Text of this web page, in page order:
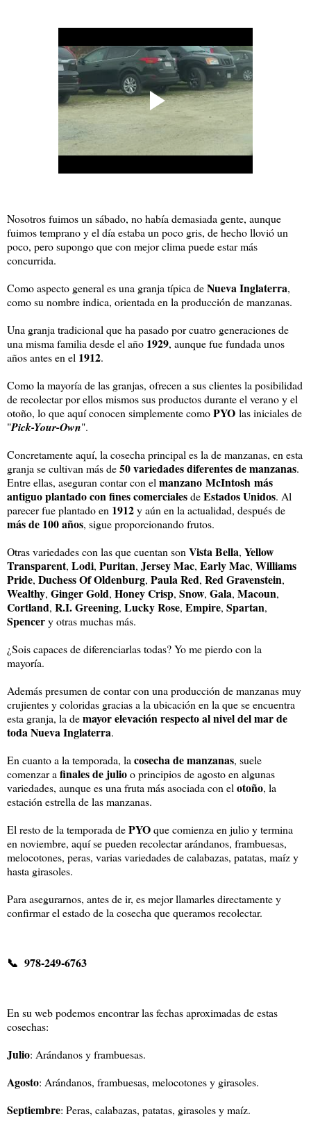
Nosotros fuimos un sábado, no había demasiada gente, aunque
fuimos temprano y el día estaba un poco gris, de hecho llovió un
poco, pero supongo que con mejor clima puede estar más
concurrida.
Como aspecto general es una granja típica deNueva Inglaterra,
como su nombre indica, orientada en la producción de manzanas.
Una granja tradicional que ha pasado por cuatro generaciones de
una misma familia desde el año 1929, aunque fue fundada unos
años antes en el 1912.
Como la mayoría de las granjas, ofrecen a sus clientes la posibilidad
de recolectar por ellos mismos sus productos durante el verano y el
otoño, lo que aquí conocen simplemente comoPYO las iniciales de
"Pick-Your-Own".
Concretamente aquí, la cosecha principal es la de manzanas, en esta
granja se cultivan más de50 variedades diferentes de manzanas.
Entre ellas, aseguran contar con elmanzano McIntosh más
antiguo plantado con fines comercialesdeEstados Unidos. Al
parecer fue plantado en 1912y aún en la actualidad, después de
más de 100 años, sigue proporcionando frutos.
Otras variedades con las que cuentan sonVista Bella, Yellow
Transparent, Lodi, Puritan, Jersey Mac, Early Mac, Williams
Pride, Duchess Of Oldenburg, Paula Red, Red Gravenstein,
Wealthy, Ginger Gold, Honey Crisp, Snow, Gala, Macoun,
Cortland, R.I. Greening, Lucky Rose, Empire, Spartan,
Spencery otras muchas más.
¿Sois capaces de diferenciarlas todas? Yo me pierdo con la
mayoría.
Además presumen de contar con una producción de manzanas muy
crujientes y coloridas gracias a la ubicación en la que se encuentra
esta granja, la demayor elevación respecto al nivel del mar de
toda Nueva Inglaterra.
En cuanto a la temporada, lacosecha de manzanas, suele
comenzar afinales de julioo principios de agosto en algunas
variedades, aunque es una fruta más asociada con elotoño, la
estación estrella de las manzanas.
El resto de la temporada dePYOque comienza en julio y termina
en noviembre, aquí se pueden recolectar arándanos, frambuesas,
melocotones, peras, varias variedades de calabazas, patatas, maíz y
hasta girasoles.
Para asegurarnos, antes de ir, es mejor llamarles directamente y
confirmar el estado de la cosecha que queramos recolectar.
📞 978-249-6763
En su web podemos encontrar las fechas aproximadas de estas
cosechas:
Julio: Arándanos y frambuesas.
Agosto: Arándanos, frambuesas, melocotones y girasoles.
Septiembre: Peras, calabazas, patatas, girasoles y maíz.